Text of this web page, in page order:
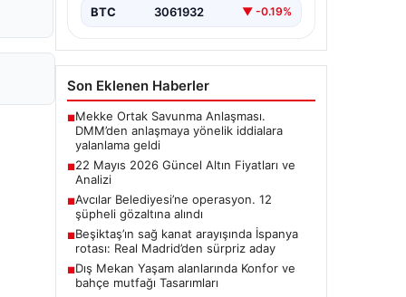
BTC 3061932 ▼ -0.19%
Son Eklenen Haberler
■Mekke Ortak Savunma Anlaşması.
DMM’den anlaşmaya yönelik iddialara
yalanlama geldi
■22 Mayıs 2026 Güncel Altın Fiyatları ve
Analizi
■Avcılar Belediyesi’ne operasyon. 12
şüpheli gözaltına alındı
■Beşiktaş’ın sağ kanat arayışında İspanya
rotası: Real Madrid’den sürpriz aday
■Dış Mekan Yaşam alanlarında Konfor ve
bahçe mutfağı Tasarımları